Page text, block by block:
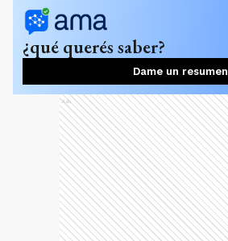
¿qué querés saber?
Dame un resumen
Ads